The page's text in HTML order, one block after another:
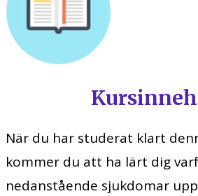
När du har studerat klart
kommer du att ha lärt dig
nedanstående sjukdomar